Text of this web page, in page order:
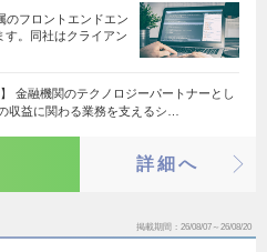
のフロントエンドエン
す。同社はクライアン
金融機関のテクノロジーパートナーとし
収益に関わる業務を支えるシ…
詳細へ
掲載期間 26/08/07～26/08/20